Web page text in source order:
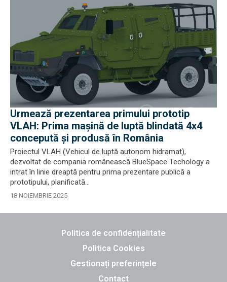
Urmează prezentarea primului prototip
VLAH: Prima mașină de luptă blindată 4x4
concepută și produsă în România
Proiectul VLAH (Vehicul de luptă autonom hidramat),
dezvoltat de compania românească BlueSpace Techology a
intrat în linie dreaptă pentru prima prezentare publică a
prototipului, planificată...
18 NOIEMBRIE 2025
Politica de confidențialitate
Politica Cookies
Gestionați preferințele
Contact